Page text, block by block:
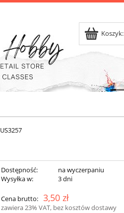
Koszyk:
Dostępność:
na wyczerpaniu
Wysyłka w:
3 dni
Cena brutto: 3,50 zł
zawiera 23% VAT, bez kosztów dostawy